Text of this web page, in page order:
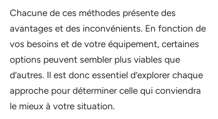
Chacune de ces méthodes présente des
avantages et des inconvénients. En fonction de
vos besoins et de votre équipement, certaines
options peuvent sembler plus viables que
d’autres. Il est donc essentiel d’explorer chaque
approche pour déterminer celle qui conviendra
le mieux à votre situation.